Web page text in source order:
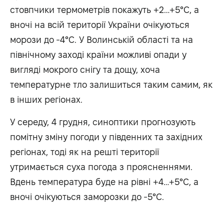
стовпчики термометрів покажуть +2…+5°C, а
вночі на всій території України очікуються
морози до -4°C. У Волинській області та на
північному заході країни можливі опади у
вигляді мокрого снігу та дощу, хоча
температурне тло залишиться таким самим, як
в інших регіонах.
У середу, 4 грудня, синоптики прогнозують
помітну зміну погоди у південних та західних
регіонах, тоді як на решті території
утримається суха погода з проясненнями.
Вдень температура буде на рівні +4…+5°C, а
вночі очікуються заморозки до -5°C.